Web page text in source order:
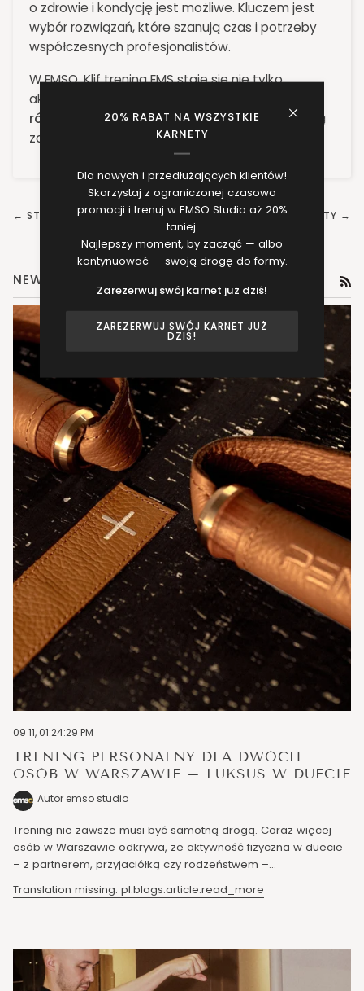
o zdrowie i kondycję jest możliwe. Kluczem jest
wybór rozwiązań, które szanują czas i potrzeby
współczesnych profesjonalistów.
W EMSO. Klif trening EMS staje się nie tylko
aktywnością, ale
równowadze – skuteczną, dyskretną i dostępną
zawsze wtedy, gdy tego potrzebujesz.
← STARSZE POSTY NOWSZE POSTY →
NEWS
09 11, 01:24:29 PM
TRENING PERSONALNY DLA DWÓCH
OSÓB W WARSZAWIE – LUKSUS W DUECIE
Autor emso studio
Trening nie zawsze musi być samotną drogą. Coraz więcej
osób w Warszawie odkrywa, że aktywność fizyczna w duecie
– z partnerem, przyjaciółką czy rodzeństwem –...
Translation missing: pl.blogs.article.read_more
20% RABAT NA WSZYSTKIE
KARNETY
Dla nowych i przedłużających klientów!
Skorzystaj z ograniczonej czasowo
promocji i trenuj w EMSO Studio aż 20%
taniej.
Najlepszy moment, by zacząć — albo
kontynuować — swoją drogę do formy.
Zarezerwuj swój karnet już dziś!
ZAREZERWUJ SWÓJ KARNET JUŻ
DZIŚ!